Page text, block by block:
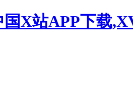
X站APP下载